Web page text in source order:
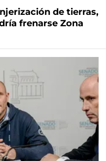
de tierras,
frenarse Zona